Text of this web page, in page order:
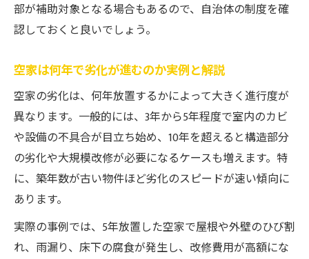
部が補助対象となる場合もあるので、自治体の制度を確
認しておくと良いでしょう。
空家は何年で劣化が進むのか実例と解説
空家の劣化は、何年放置するかによって大きく進行度が
異なります。一般的には、3年から5年程度で室内のカビ
や設備の不具合が目立ち始め、10年を超えると構造部分
の劣化や大規模改修が必要になるケースも増えます。特
に、築年数が古い物件ほど劣化のスピードが速い傾向に
あります。
実際の事例では、5年放置した空家で屋根や外壁のひび割
れ、雨漏り、床下の腐食が発生し、改修費用が高額にな